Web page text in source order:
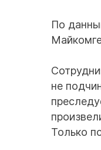
По
не
Только